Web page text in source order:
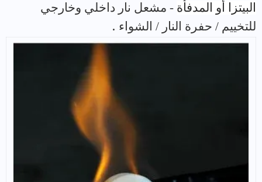
البيتزا أو المدفأة - مشعل نار داخلي وخارجي
للتخييم / حفرة النار / الشواء .